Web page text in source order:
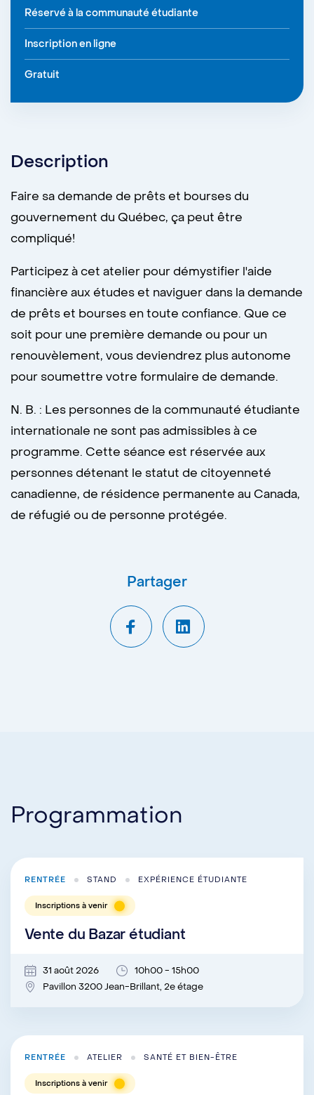
Réservé à la communauté étudiante
Inscription en ligne
Gratuit
Description
Faire sa demande de prêts et bourses du
gouvernement du Québec, ça peut être
compliqué!
Participez à cet atelier pour démystifier l'aide
financière aux études et naviguer dans la demande
de prêts et bourses en toute confiance. Que ce
soit pour une première demande ou pour un
renouvèlement, vous deviendrez plus autonome
pour soumettre votre formulaire de demande.
N. B. : Les personnes de la communauté étudiante
internationale ne sont pas admissibles à ce
programme. Cette séance est réservée aux
personnes détenant le statut de citoyenneté
canadienne, de résidence permanente au Canada,
de réfugié ou de personne protégée.
Partager
Programmation
RENTRÉE STAND EXPÉRIENCE ÉTUDIANTE
Inscriptions à venir
Vente du Bazar étudiant
31 août 2026
10h00 - 15h00
Pavillon 3200 Jean-Brillant, 2e étage
RENTRÉE ATELIER SANTÉ ET BIEN-ÊTRE
Inscriptions à venir